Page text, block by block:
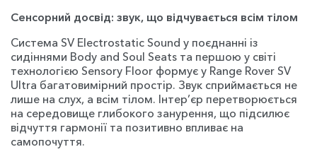
Сенсорний досвід: звук, що відчувається всім тілом
Система SV Electrostatic Sound у поєднанні із
сидіннями Body and Soul Seats та першою у світі
технологією Sensory Floor формує у Range Rover SV
Ultra багатовимірний простір. Звук сприймається не
лише на слух, а всім тілом. Інтер’єр перетворюється
на середовище глибокого занурення, що підсилює
відчуття гармонії та позитивно впливає на
самопочуття.